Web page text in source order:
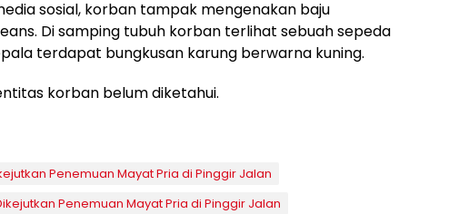
sosial, korban tampak mengenakan baju
Di samping tubuh korban terlihat sebuah sepeda
terdapat bungkusan karung berwarna kuning.
korban belum diketahui.
Penemuan Mayat Pria di Pinggir Jalan
Penemuan Mayat Pria di Pinggir Jalan